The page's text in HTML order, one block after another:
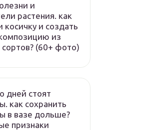
и
растения. как
косичку и создать
из
сортов? (60+ фото)
дней стоят
как сохранить
в вазе дольше?
признаки